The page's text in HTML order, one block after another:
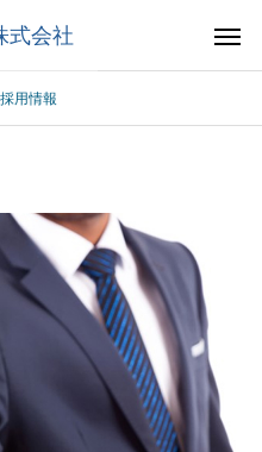
式会社
採用情報